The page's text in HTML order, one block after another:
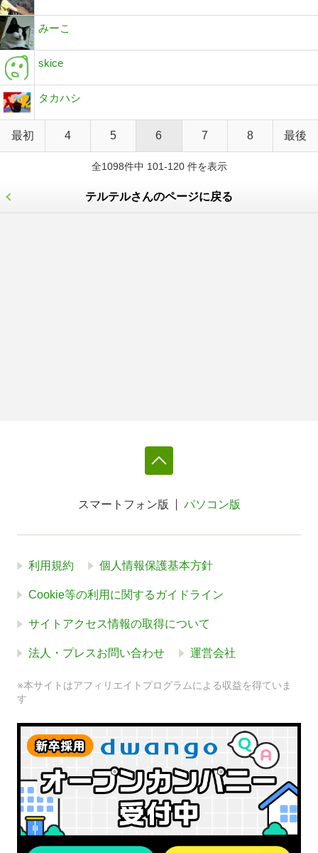
みーこ
skice
タカハシ
最初 4 5 6 7 8 最後
全1098件中 101-120 件を表示
テルテルさんのページに戻る
スマートフォン版 パソコン版
利用規約 個人情報保護基本方針
Cookie等の利用に関するガイドライン
サイトアクセス情報の取得について
法人・プレスお問い合わせ 運営会社
※本サイトはアフィリエイトプログラムによる収益を得ていま
す